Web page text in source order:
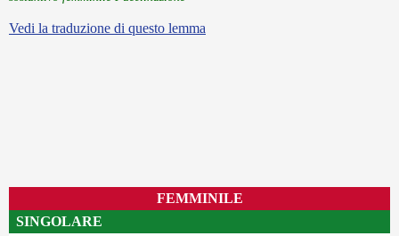
Vedi la traduzione di questo lemma
FEMMINILE
SINGOLARE